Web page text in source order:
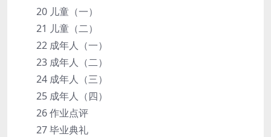
20 儿童（一）
21 儿童（二）
22 成年人（一）
23 成年人（二）
24 成年人（三）
25 成年人（四）
26 作业点评
27 毕业典礼